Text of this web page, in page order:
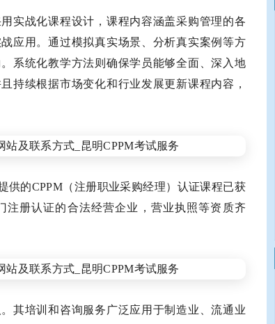
实战化课程设计，课程内容涵盖采购管理的各
应用。通过模拟真实场景、分析真实案例等方
系统化教学方法则确保学员能够全面、深入地
持续根据市场变化和行业发展更新课程内容，
供的CPPM（注册职业采购经理）认证课程已获
册认证的合法经营企业，营业执照等资质齐
其培训和咨询服务广泛应用于制造业、流通业